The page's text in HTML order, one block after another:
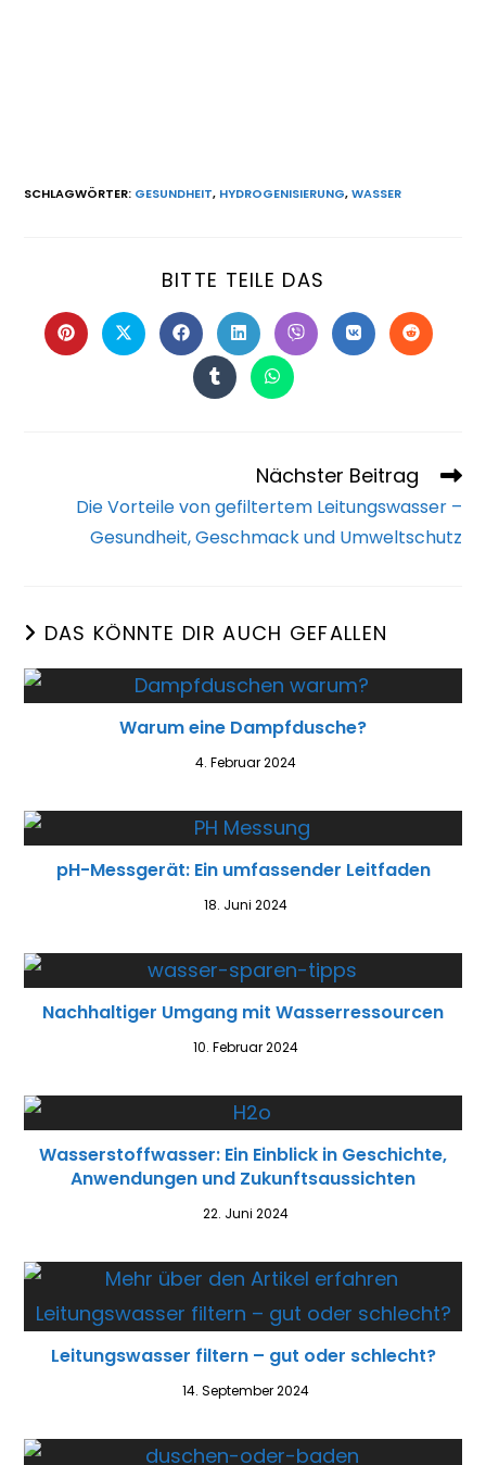
SCHLAGWÖRTER: GESUNDHEIT, HYDROGENISIERUNG, WASSER
BITTE TEILE DAS
Nächster Beitrag
Die Vorteile von gefiltertem Leitungswasser –
Gesundheit, Geschmack und Umweltschutz
DAS KÖNNTE DIR AUCH GEFALLEN
Warum eine Dampfdusche?
4. Februar 2024
pH-Messgerät: Ein umfassender Leitfaden
18. Juni 2024
Nachhaltiger Umgang mit Wasserressourcen
10. Februar 2024
Wasserstoffwasser: Ein Einblick in Geschichte,
Anwendungen und Zukunftsaussichten
22. Juni 2024
Leitungswasser filtern – gut oder schlecht?
14. September 2024